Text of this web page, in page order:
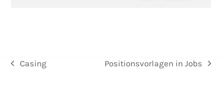
vorheriger
Casing
Nächster
Positionsvorlagen in Jobs